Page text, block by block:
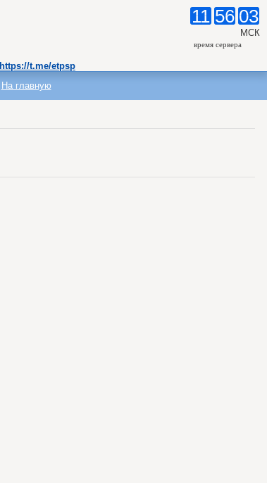
11 56 03
МСК
время сервера
https://t.me/etpsp
На главную